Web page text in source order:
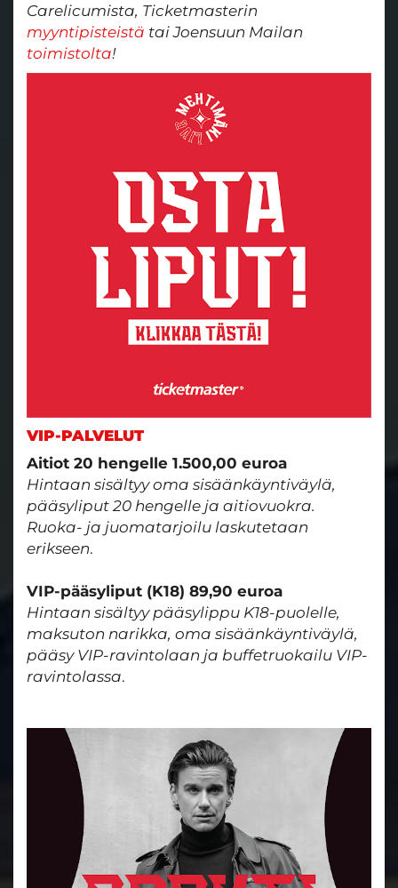
Carelicumista, Ticketmasterin
myyntipisteistä tai Joensuun Mailan
toimistolta!
VIP-PALVELUT
Aitiot 20 hengelle 1.500,00 euroa
Hintaan sisältyy oma sisäänkäyntiväylä,
pääsyliput 20 hengelle ja aitiovuokra.
Ruoka- ja juomatarjoilu laskutetaan
erikseen.
VIP-pääsyliput (K18) 89,90 euroa
Hintaan sisältyy pääsylippu K18-puolelle,
maksuton narikka, oma sisäänkäyntiväylä,
pääsy VIP-ravintolaan ja buffetruokailu VIP-
ravintolassa.